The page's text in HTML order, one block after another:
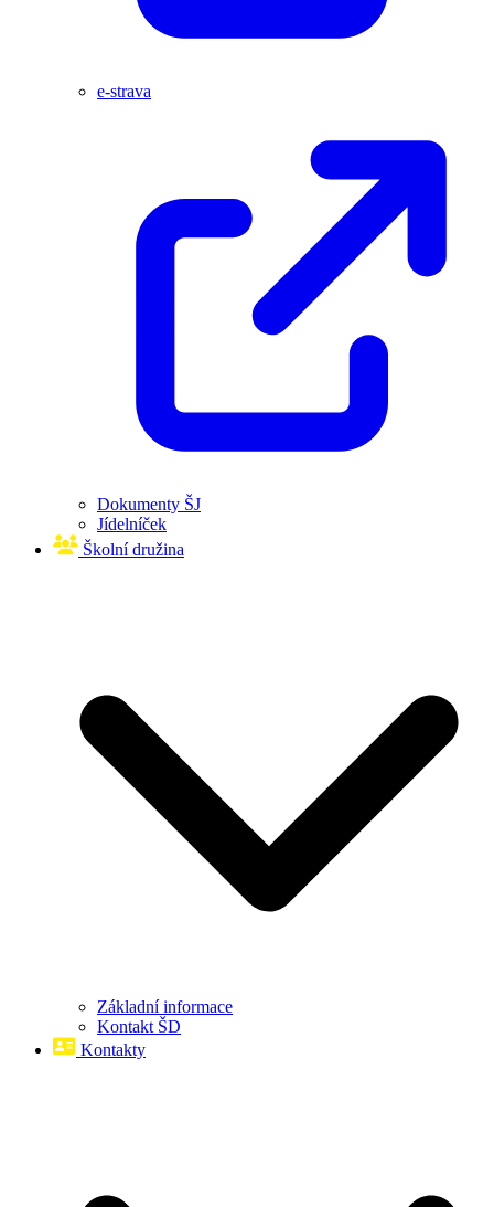
e-strava
Dokumenty ŠJ
Jídelníček
Školní družina
Základní informace
Kontakt ŠD
Kontakty